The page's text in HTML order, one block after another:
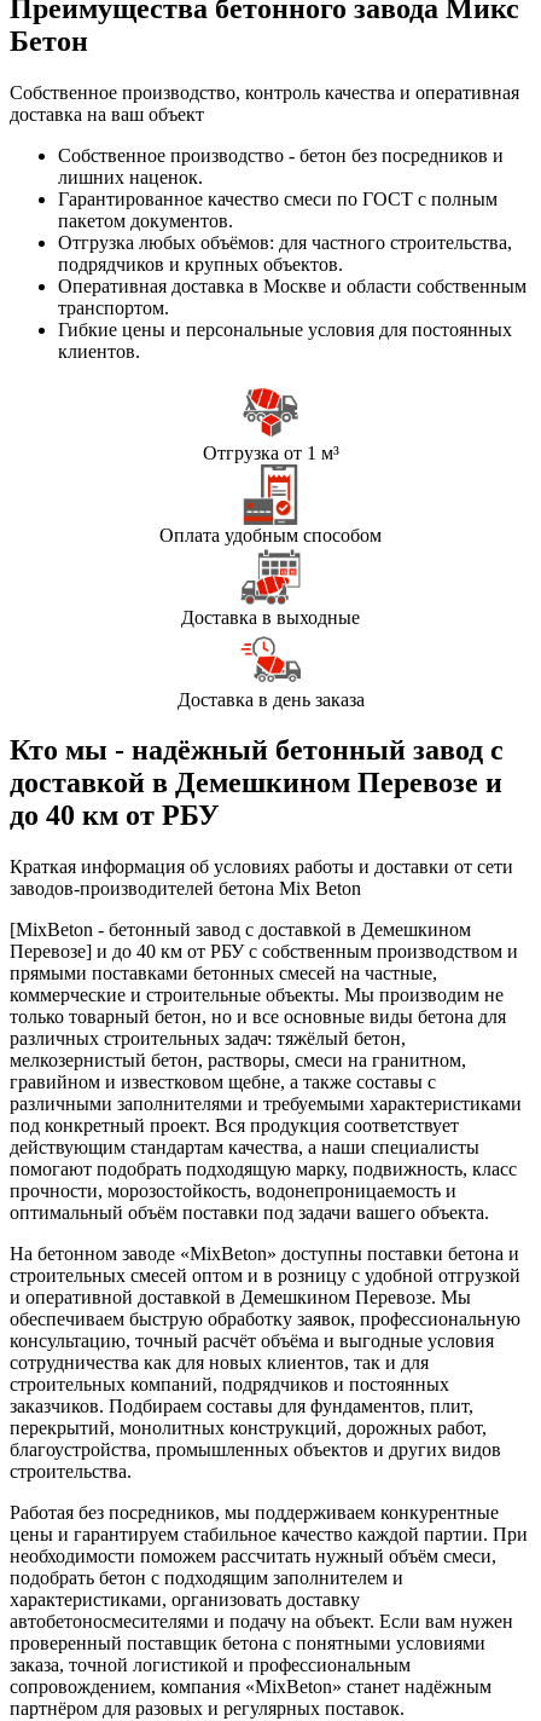
Преимущества бетонного завода Микс
Бетон
Собственное производство, контроль качества и оперативная
доставка на ваш объект
Собственное производство - бетон без посредников и
лишних наценок.
Гарантированное качество смеси по ГОСТ с полным
пакетом документов.
Отгрузка любых объёмов: для частного строительства,
подрядчиков и крупных объектов.
Оперативная доставка в Москве и области собственным
транспортом.
Гибкие цены и персональные условия для постоянных
клиентов.
Отгрузка от 1 м³
Оплата удобным способом
Доставка в выходные
Доставка в день заказа
Кто мы - надёжный бетонный завод с
доставкой в Демешкином Перевозе и
до 40 км от РБУ
Краткая информация об условиях работы и доставки от сети
заводов-производителей бетона Mix Beton
[MixBeton - бетонный завод с доставкой в Демешкином
Перевозе] и до 40 км от РБУ с собственным производством и
прямыми поставками бетонных смесей на частные,
коммерческие и строительные объекты. Мы производим не
только товарный бетон, но и все основные виды бетона для
различных строительных задач: тяжёлый бетон,
мелкозернистый бетон, растворы, смеси на гранитном,
гравийном и известковом щебне, а также составы с
различными заполнителями и требуемыми характеристиками
под конкретный проект. Вся продукция соответствует
действующим стандартам качества, а наши специалисты
помогают подобрать подходящую марку, подвижность, класс
прочности, морозостойкость, водонепроницаемость и
оптимальный объём поставки под задачи вашего объекта.
На бетонном заводе «MixBeton» доступны поставки бетона и
строительных смесей оптом и в розницу с удобной отгрузкой
и оперативной доставкой в Демешкином Перевозе. Мы
обеспечиваем быструю обработку заявок, профессиональную
консультацию, точный расчёт объёма и выгодные условия
сотрудничества как для новых клиентов, так и для
строительных компаний, подрядчиков и постоянных
заказчиков. Подбираем составы для фундаментов, плит,
перекрытий, монолитных конструкций, дорожных работ,
благоустройства, промышленных объектов и других видов
строительства.
Работая без посредников, мы поддерживаем конкурентные
цены и гарантируем стабильное качество каждой партии. При
необходимости поможем рассчитать нужный объём смеси,
подобрать бетон с подходящим заполнителем и
характеристиками, организовать доставку
автобетоносмесителями и подачу на объект. Если вам нужен
проверенный поставщик бетона с понятными условиями
заказа, точной логистикой и профессиональным
сопровождением, компания «MixBeton» станет надёжным
партнёром для разовых и регулярных поставок.